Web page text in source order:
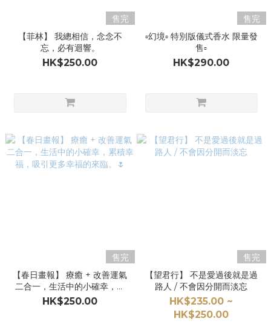
售完
【菲林】 我總相信，念念不
忘，必有迴響。
HK$250.00
售完
▫️幻境▫️ 特別版儀式香水 限量發
售▫️
HK$290.00
售完
【春日畫報】 療癒 + 改善運氣
二合一，生活中的小確幸，累
積幸福，吸引更多幸福的來
臨。🌷
HK$250.00
售完
【望君行】 不是愛過後就是過
路人 / 不會因分開而淡忘
HK$235.00 ~
HK$250.00